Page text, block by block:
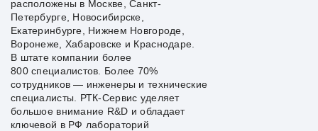
расположены в Москве, Санкт-
Петербурге, Новосибирске,
Екатеринбурге, Нижнем Новгороде,
Воронеже, Хабаровске и Краснодаре.
В штате компании более
800 специалистов. Более 70%
сотрудников — инженеры и технические
специалисты. РТК-Сервис уделяет
большое внимание R&D и обладает
ключевой в РФ лабораторий